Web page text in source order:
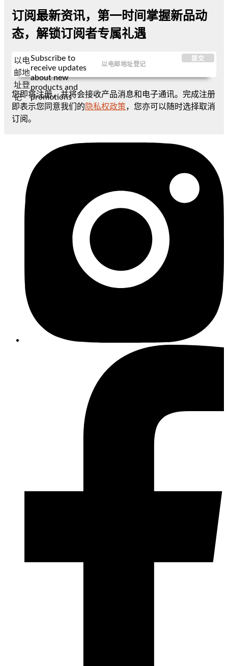
订阅最新资讯，第一时间掌握新品动
态，解锁订阅者专属礼遇
以电
邮地
址登
记
Subscribe to
receive updates
about new
products and
promotions
提交
您即将注册，并将会接收产品消息和电子通讯。完成注册
即表示您同意我们的 隐私权政策，您亦可以随时选择取消
订阅。